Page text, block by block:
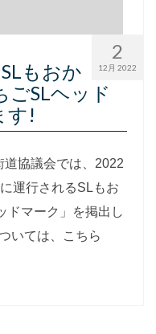
2
12月 2022
もおか
ごSLヘッド
す!
協議会では、2022
運行されるSLもお
ドマーク」を掲出し
いては、こちら